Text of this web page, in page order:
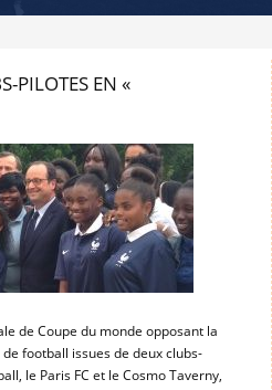
PILOTES EN «
de Coupe du monde opposant la
football issues de deux clubs-
le Paris FC et le Cosmo Taverny,